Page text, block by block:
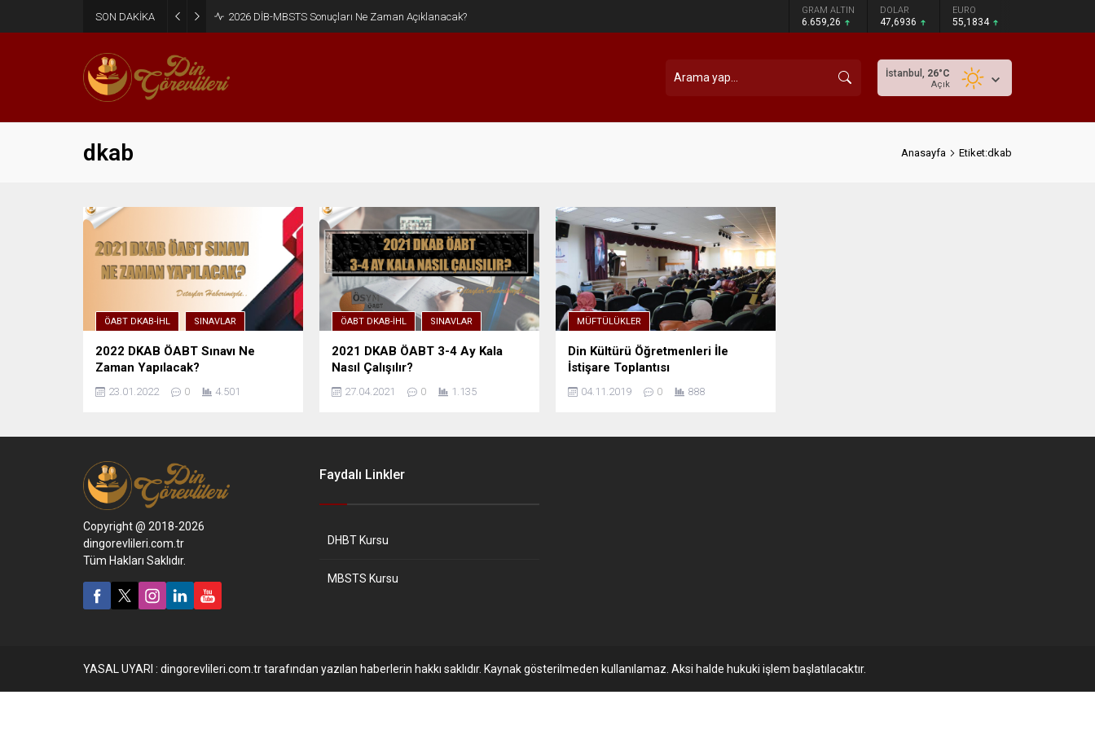
SON DAKİKA 2026 DİB-MBSTS Sonuçları Ne Zaman Açıklanacak? GRAM ALTIN
6.659,26
DOLAR
47,6936
EURO
55,1834
İstanbul, 26°C
Açık
dkab Anasayfa Etiket:dkab
ÖABT DKAB-İHL SINAVLAR
2022 DKAB ÖABT Sınavı Ne
Zaman Yapılacak?
23.01.2022 0 4.501
ÖABT DKAB-İHL SINAVLAR
2021 DKAB ÖABT 3-4 Ay Kala
Nasıl Çalışılır?
27.04.2021 0 1.135
MÜFTÜLÜKLER
Din Kültürü Öğretmenleri İle
İstişare Toplantısı
04.11.2019 0 888
Copyright @ 2018-2026
dingorevlileri.com.tr
Tüm Hakları Saklıdır.
Faydalı Linkler
DHBT Kursu
MBSTS Kursu
YASAL UYARI : dingorevlileri.com.tr tarafından yazılan haberlerin hakkı saklıdır. Kaynak gösterilmeden kullanılamaz. Aksi halde hukuki işlem başlatılacaktır.